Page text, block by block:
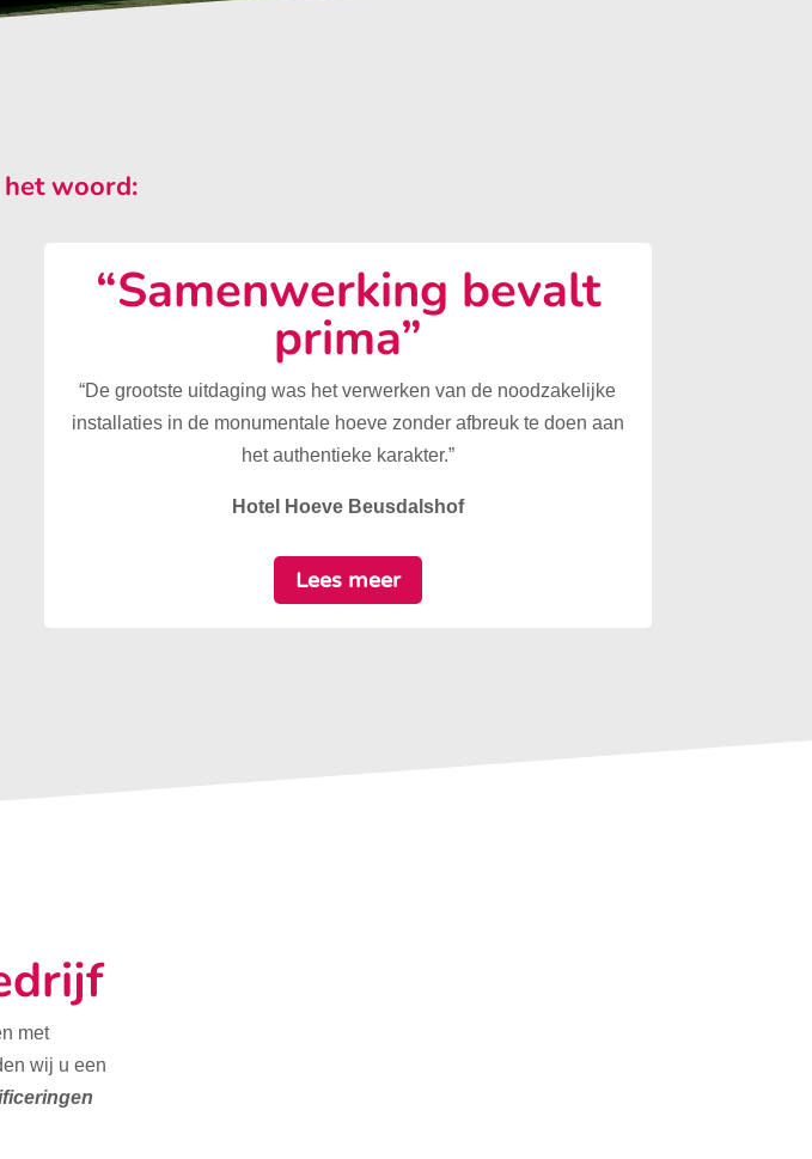
woord:
“Samenwerking bevalt
prima”
“De grootste uitdaging was het verwerken van de noodzakelijke
installaties in de monumentale hoeve zonder afbreuk te doen aan
het authentieke karakter.”
Hotel Hoeve Beusdalshof
Lees meer
met
wij u een